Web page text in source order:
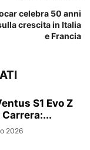
celebra 50 anni
crescita in Italia
e Francia
S1 Evo Z
2026